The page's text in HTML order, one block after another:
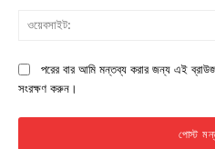
পরের বার আমি মন্তব্য করার জন্য এই
সংরক্ষণ করুন।